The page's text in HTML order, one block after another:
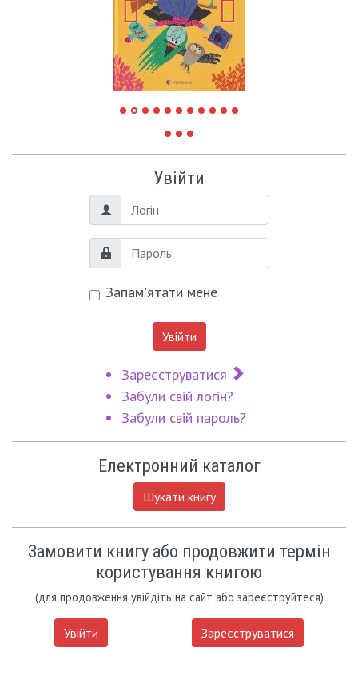
Увійти
Логін
Пароль
Запам'ятати мене
Увійти
Зареєструватися
Забули свій логін?
Забули свій пароль?
Електронний каталог
Шукати книгу
Замовити книгу або продовжити термін
користування книгою
(для продовження увійдіть на сайт або зареєструйтеся)
Увійти Зареєструватися